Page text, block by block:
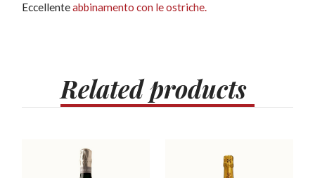
Eccellenteabbinamento con le ostriche.
Relatedproducts